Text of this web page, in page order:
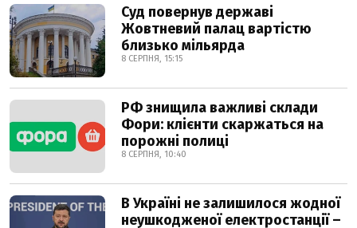
Суд повернув державі
Жовтневий палац вартістю
близько мільярда
8 СЕРПНЯ, 15:15
РФ знищила важливі склади
Фори: клієнти скаржаться на
порожні полиці
8 СЕРПНЯ, 10:40
В Україні не залишилося жодної
неушкодженої електростанції –